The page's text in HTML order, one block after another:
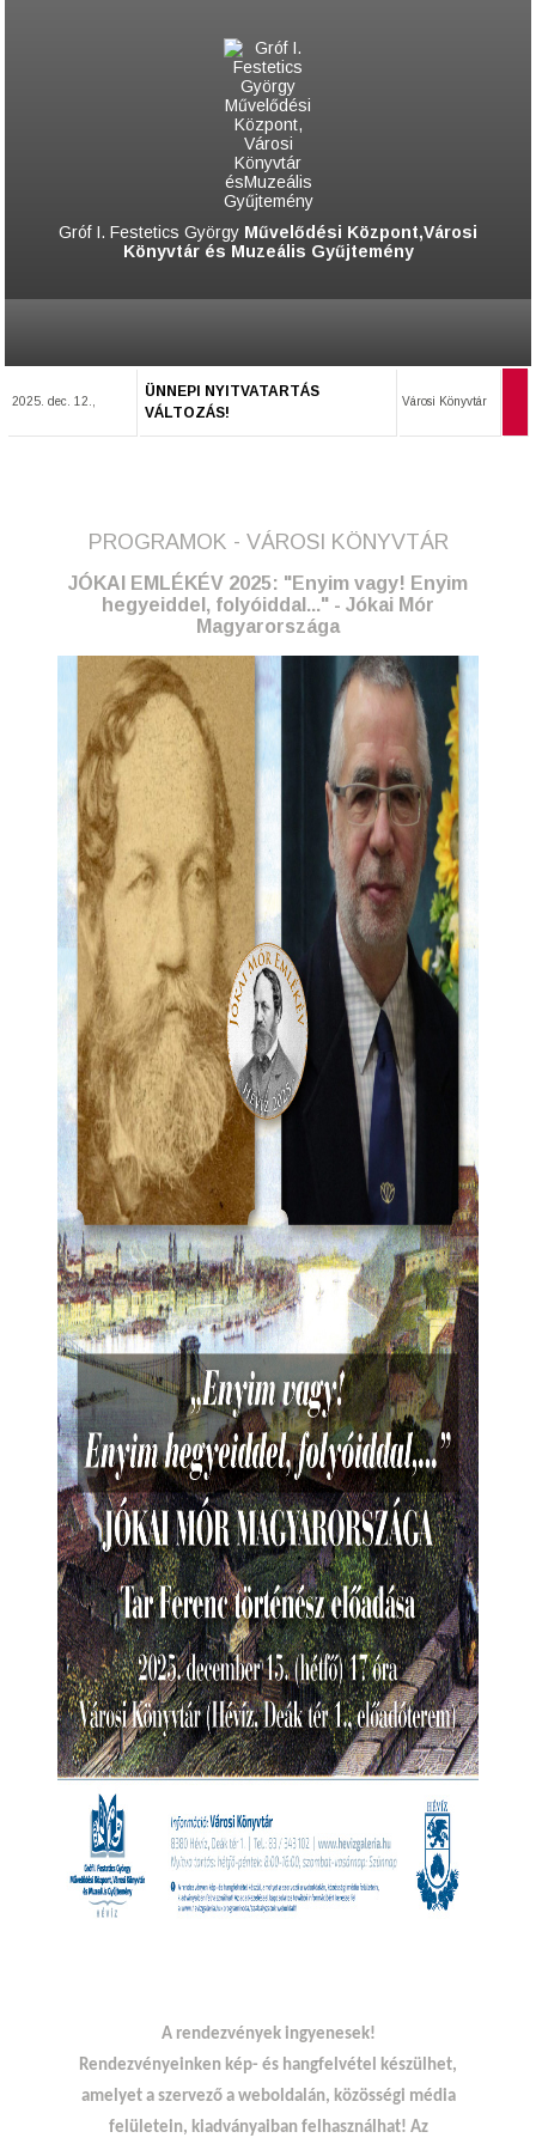
Gróf I. Festetics György Művelődési Központ,Városi
Könyvtár és Muzeális Gyűjtemény
2025. dec. 12.,
ÜNNEPI NYITVATARTÁS
VÁLTOZÁS!
Városi Könyvtár
PROGRAMOK - VÁROSI KÖNYVTÁR
JÓKAI EMLÉKÉV 2025: "Enyim vagy! Enyim
hegyeiddel, folyóiddal..." - Jókai Mór
Magyarországa
A rendezvények ingyenesek!
Rendezvényeinken kép- és hangfelvétel készülhet,
amelyet a szervező a weboldalán, közösségi média
felületein, kiadványaiban felhasználhat! Az